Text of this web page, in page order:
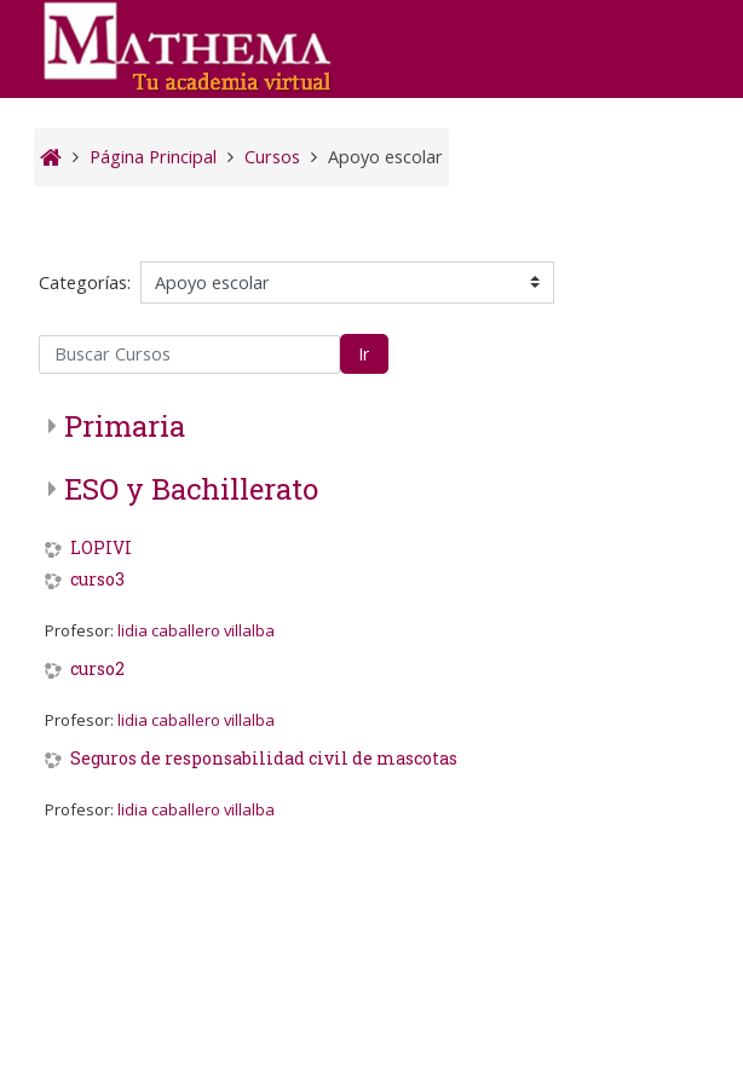
Salta al contenido principal
Página Principal Cursos Apoyo escolar
Categorías:
Cursos
Ir
Primaria
ESO y Bachillerato
LOPIVI
curso3
Profesor:lidia caballero villalba
curso2
Profesor:lidia caballero villalba
Seguros de responsabilidad civil de mascotas
Profesor:lidia caballero villalba